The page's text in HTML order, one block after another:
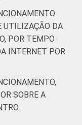
UTILIZAÇÃO DA
POR TEMPO
INTERNET POR
SOBRE A